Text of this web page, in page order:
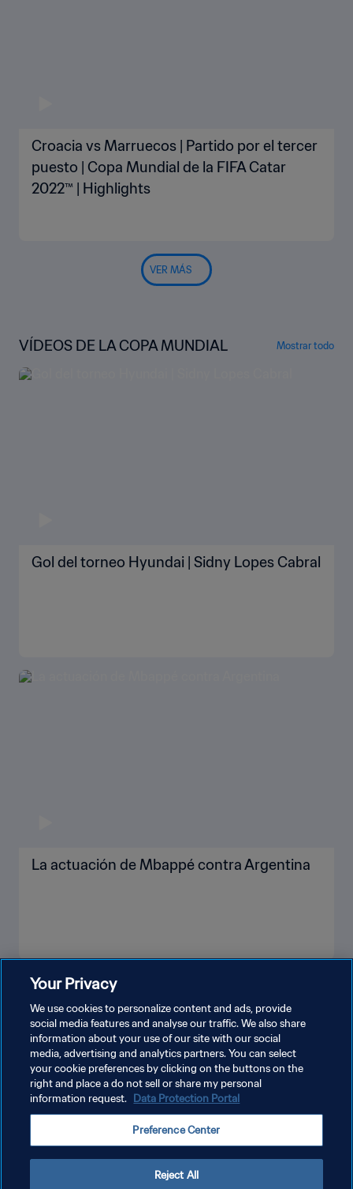
Croacia vs Marruecos | Partido por el tercer
puesto | Copa Mundial de la FIFA Catar
2022™ | Highlights
VER MÁS
VÍDEOS DE LA COPA MUNDIAL Mostrar todo
Gol del torneo Hyundai | Sidny Lopes Cabral
La actuación de Mbappé contra Argentina
POLÍTICA DE PRIVACIDAD
AJUSTAR LA CONFIGURACIÓN DE LAS COOKIES
Copyright © 1994 - 2026 FIFA. Todos los derechos reservados.
Your Privacy
We use cookies to personalize content and ads, provide
social media features and analyse our traffic. We also share
information about your use of our site with our social
media, advertising and analytics partners. You can select
your cookie preferences by clicking on the buttons on the
right and place a do not sell or share my personal
information request. Data Protection Portal
Preference Center
Reject All